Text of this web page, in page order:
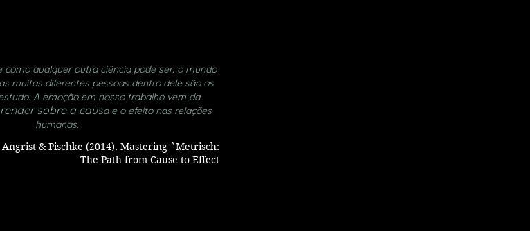
como qualquer outra ciência pode ser: o mundo
muitas diferentes pessoas dentro dele são os
A emoção em nosso trabalho vem da
sobre a causa e o efeito nas relações
humanas.
Angrist & Pischke (2014). Mastering `Metrisch:
The Path from Cause to Effect